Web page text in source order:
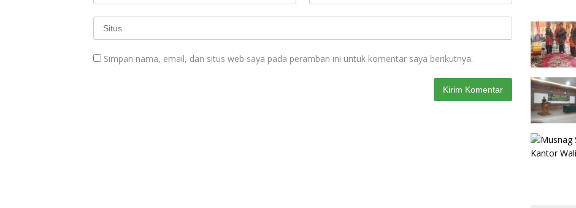
Simpan nama, email, dan situs web saya pada peramban ini untuk komentar saya berikutnya.